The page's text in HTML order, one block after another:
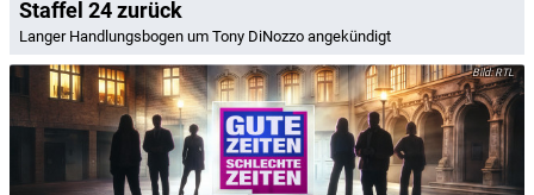
Staffel 24 zurück
Langer Handlungsbogen um Tony DiNozzo angekündigt
RTL